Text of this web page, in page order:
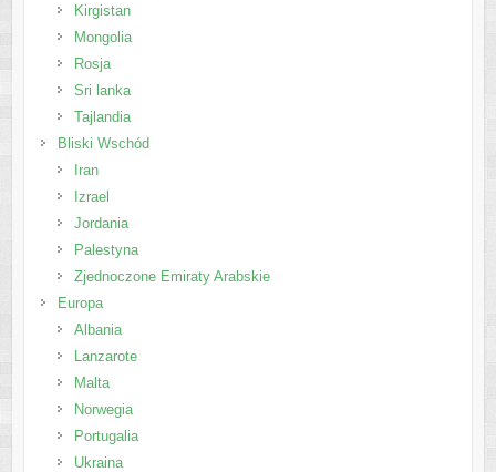
Kirgistan
Mongolia
Rosja
Sri lanka
Tajlandia
Bliski Wschód
Iran
Izrael
Jordania
Palestyna
Zjednoczone Emiraty Arabskie
Europa
Albania
Lanzarote
Malta
Norwegia
Portugalia
Ukraina